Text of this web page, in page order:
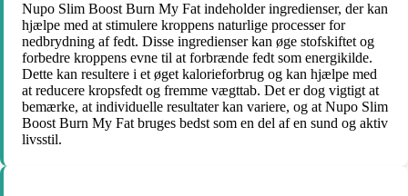
Nupo Slim Boost Burn My Fat indeholder ingredienser, der kan
hjælpe med at stimulere kroppens naturlige processer for
nedbrydning af fedt. Disse ingredienser kan øge stofskiftet og
forbedre kroppens evne til at forbrænde fedt som energikilde.
Dette kan resultere i et øget kalorieforbrug og kan hjælpe med
at reducere kropsfedt og fremme vægttab. Det er dog vigtigt at
bemærke, at individuelle resultater kan variere, og at Nupo Slim
Boost Burn My Fat bruges bedst som en del af en sund og aktiv
livsstil.